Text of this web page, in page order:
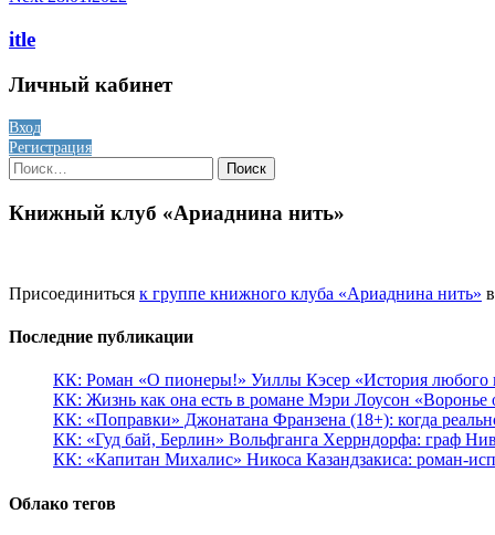
itle
Личный кабинет
Вход
Регистрация
Найти:
Книжный клуб «Ариаднина нить»
Присоединиться к группе книжного клуба «Ариаднина нить»
Последние публикации
КК: Роман «О пионеры!» Уиллы Кэсер «История любого
КК: Жизнь как она есть в романе Мэри Лоусон «Воронье
КК: «Поправки» Джонатана Франзена (18+): когда
КК: «Гуд бай, Берлин» Вольфганга Херрндорфа: граф
КК: «Капитан Михалис» Никоса Казандзакиса: роман-
Облако тегов